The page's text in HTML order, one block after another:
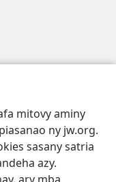
mitovy aminy
ny jw.org.
sasany satria
azy.
Jehovah